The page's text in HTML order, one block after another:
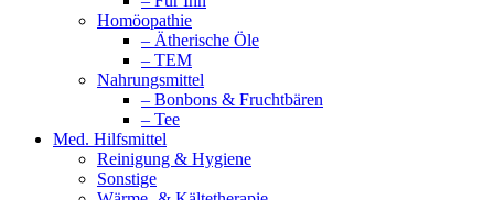
Homöopathie
– Ätherische Öle
– TEM
Nahrungsmittel
– Bonbons & Fruchtbären
– Tee
Med. Hilfsmittel
Reinigung & Hygiene
Sonstige